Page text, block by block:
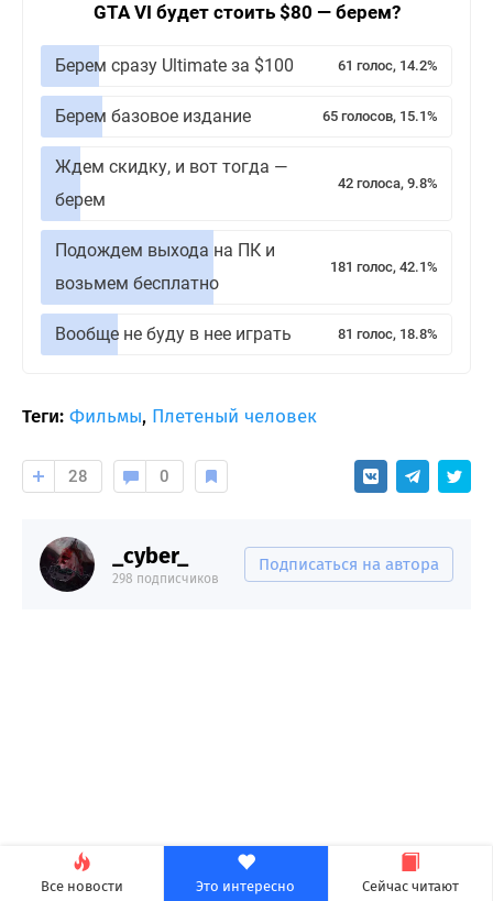
Все новости Это интересно Сейчас читают
GTA VI будет стоить $80 — берем?
Берем сразу Ultimate за $100 61 голос, 14.2%
Берем базовое издание 65 голосов, 15.1%
Ждем скидку, и вот тогда —
берем
42 голоса, 9.8%
Подождем выхода на ПК и
возьмем бесплатно
181 голос, 42.1%
Вообще не буду в нее играть 81 голос, 18.8%
Теги: Фильмы, Плетеный человек
28 0
_cyber_
298 подписчиков
Подписаться на автора